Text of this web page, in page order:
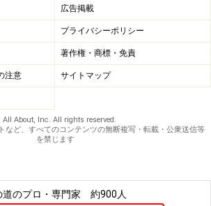
広告掲載
プライバシーポリシー
著作権・商標・免責
注意 サイトマップ
About, Inc. All rights reserved.
など、すべてのコンテンツの無断複写・転載・公衆送信等
を禁じます
道のプロ・専門家 約900人